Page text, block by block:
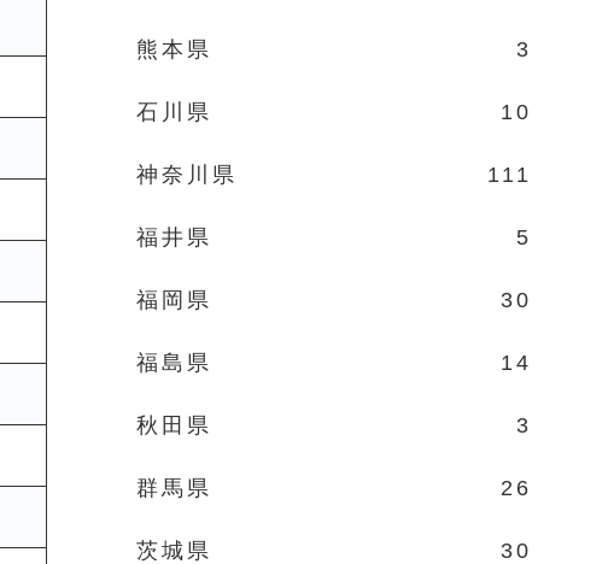
熊本県 3
石川県 10
神奈川県 111
福井県 5
福岡県 30
福島県 14
秋田県 3
群馬県 26
茨城県 30